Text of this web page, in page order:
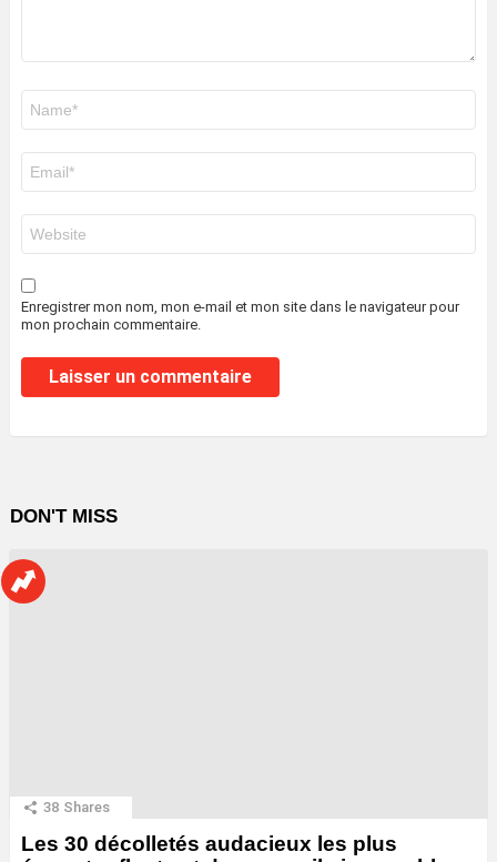
mail
*
web
Enregistrer mon nom, mon e-mail et mon site dans le navigateur pour
mon prochain commentaire.
DON'T MISS
38 Shares
Les 30 décolletés audacieux les plus